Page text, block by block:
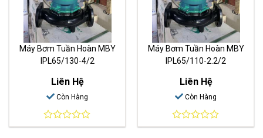
Máy Bơm Tuần Hoàn MBY
IPL65/130-4/2
Liên Hệ
Còn Hàng
0
Máy Bơm Tuần Hoàn MBY
IPL65/110-2.2/2
Liên Hệ
Còn Hàng
0